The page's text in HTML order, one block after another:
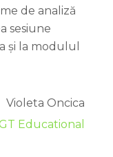
de analiză
sesiune
și la modulul
Violeta Oncica
Educational